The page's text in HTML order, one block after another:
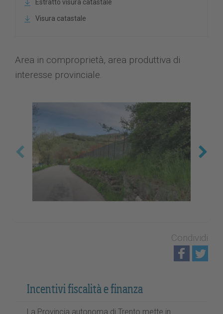
Estratto visura catastale
Visura catastale
Area in comproprietà, area produttiva di
interesse provinciale.
Condividi
Incentivi fiscalità e finanza
La Provincia autonoma di Trento mette in